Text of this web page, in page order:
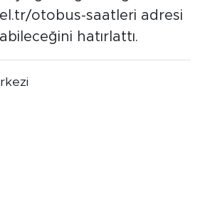
otobus-saatleri adresi
hatırlattı.